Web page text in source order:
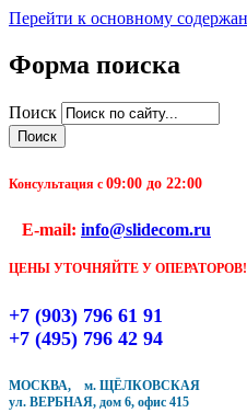
Перейти к основному
Форма поиска
Поиск
Консультация с 09:00 до 22:00
E-mail: info@slidecom.ru
ЦЕНЫ УТОЧНЯЙТЕ У ОПЕРАТОРОВ!
+7 (903) 796 61 91
+7 (495) 796 42 94
МОСКВА, м. ЩЁЛКОВСКАЯ
ул. ВЕРБНАЯ, дом 6, офис 415
Чтобы оформить заказ,
ближайшего времени с
и уточнит детали заказа а
Заполните форму
Кол-во товара